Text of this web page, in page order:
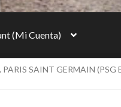
(Mi Cuenta)
SAINT GERMAIN (PSG